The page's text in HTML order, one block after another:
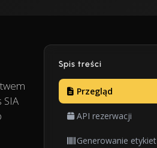
SIA
Spis treści
Przegląd
API rezerwacji
Generowanie etykiet